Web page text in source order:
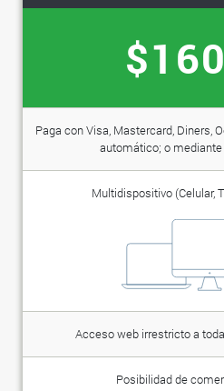
$160
Paga con Visa, Mastercard, Diners,
automático; o mediante
Multidispositivo (Celular,
Acceso web irrestricto a
Posibilidad de